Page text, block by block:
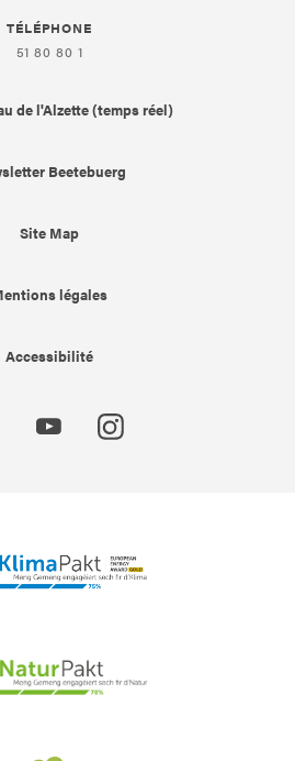
TÉLÉPHONE
51 80 80 1
de l'Alzette (temps réel)
Beetebuerg
Site Map
légales
Accessibilité